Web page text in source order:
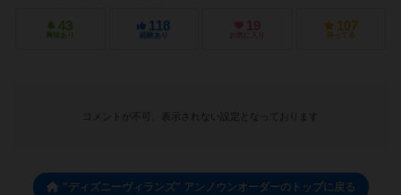
43
興味あり
118
経験あり
19
お気に入り
107
持ってる
コメントが不可、表示されない設定となっております
"ディズニーヴィランズ" アンノウンオーダーのトップに戻る